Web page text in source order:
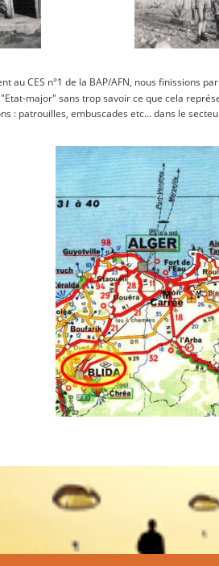
au CES n°1 de la BAP/AFN, nous finissions
major" sans trop savoir ce que cela
: patrouilles, embuscades etc... dans le